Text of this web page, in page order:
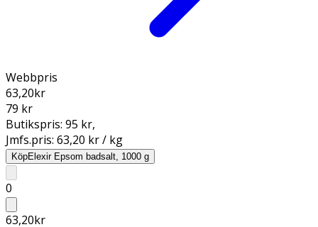
Webbpris
63,20kr
79 kr
Butikspris: 95 kr,
Jmfs.pris: 63,20 kr / kg
KöpElexir Epsom badsalt, 1000 g
0
63,20kr